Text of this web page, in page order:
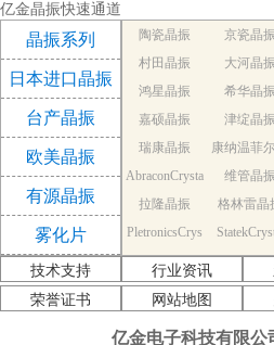
亿金晶振快速通道
晶振系列
日本进口晶振
台产晶振
欧美晶振
有源晶振
雾化片
陶瓷晶振 京瓷晶振
村田晶振
大河晶振
鸿星晶振
希华晶振
嘉硕晶振 津绽晶振
瑞康晶振
康纳温菲
晶振
AbraconCrysta
l晶振
维管晶振
拉隆晶振
格林雷晶
PletronicsCrys
tal晶振
晶振
KDS Quartz cr
ystal
NDK
rystal
AEL晶振
Cardinal
技术支持 行业资讯
荣誉证书
网站地图
亿金电子科技有限公